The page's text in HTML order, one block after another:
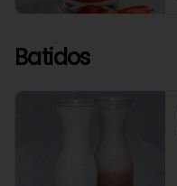
Batidos